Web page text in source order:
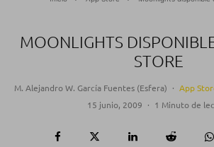
MOONLIGHTS
STORE
M. Alejandro W. García Fuentes (Esfera) · App
15 junio, 2009 · 1 Minuto de